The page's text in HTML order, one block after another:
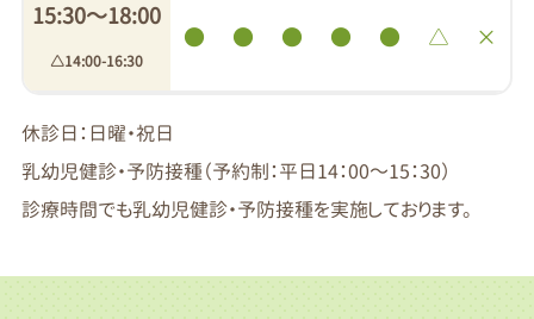
15:30〜18:00
△14:00-16:30
● ● ● ● ● △ ×
休診日：日曜・祝日
乳幼児健診・予防接種（予約制：平日14：00～15：30）
診療時間でも乳幼児健診・予防接種を実施しております。